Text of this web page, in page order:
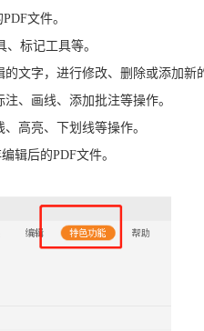
文件。
标记工具等。
文字，进行修改、删除或添加新
、画线、添加批注等操作。
高亮、下划线等操作。
辑后的PDF文件。